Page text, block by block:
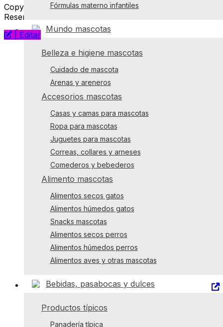
Fórmulas materno infantiles
Mundo mascotas
Belleza e higiene mascotas
Cuidado de mascota
Arenas y areneros
Accesorios mascotas
Casas y camas para mascotas
Ropa para mascotas
Juguetes para mascotas
Correas, collares y arneses
Comederos y bebederos
Alimento mascotas
Alimentos secos gatos
Alimentos húmedos gatos
Snacks mascotas
Alimentos secos perros
Alimentos húmedos perros
Alimentos aves y otras mascotas
Bebidas, pasabocas y dulces
Productos típicos
Panadería típica
Copyright © 2026 Surtiplaza .Todos los Derechos
Reservados
| Editar